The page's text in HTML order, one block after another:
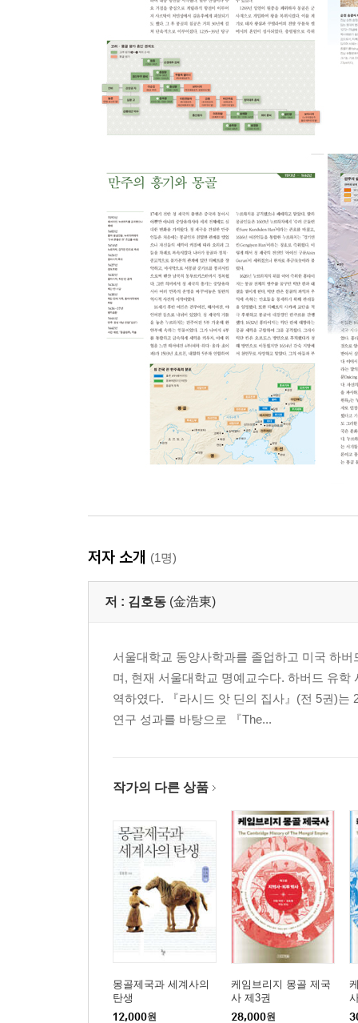
중앙유라시아 : 용어와 개념
초원과 사막
유목과 가축
유목민의 사회와 국가
유목민의 출현
스키타이의 등장과 기원
다리우스의 스키타이 원정
스키타이 국가의 발전
동물양식의 특징과 분포
흉노의 기원
흉노 제국의 건설
흉노 제국의 국가 구조
흉노와 한의 전쟁
장건과 실크로드
중앙아시아의 도시국가들
흉노의 분열과 남흉노의 성립
북흉노의 서천과 훈족
선비의 등장과 활약
쿠샨·키다라·헤프탈
2~5세기 중앙아시아 도시국가들
원거리 국제상인의 출현
불교의 확산
돌궐 제국과 서방세계
돌궐 제국의 붕괴와 당의 지배
당의 투르키스탄 진출
돌궐의 부흥과 제2제국
고대 투르크 문자와 비문
소그드 상인의 활동
티베트의 흥기
탈라스 전투
소그드인들의 도시생활
저자 소개 (1명)
저 : 김호동 (金浩東)
서울대학교 동양사학과를 졸업하고 미국 하
며, 현재 서울대학교 명예교수다. 하버드 유
역하였다. 『라시드 앗 딘의 집사』(전 5권)
연구 성과를 바탕으로 『The...
작가의 다른 상품
몽골제국과 세계사의
탄생
12,000원
케임브리지 몽골 제국
사 제3권
28,000원